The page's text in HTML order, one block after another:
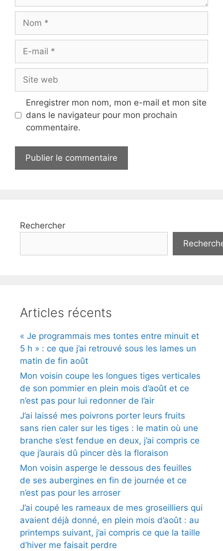
mail
web
Enregistrer mon nom, mon e-mail et mon site
dans le navigateur pour mon prochain
commentaire.
Rechercher
Articles récents
« Je programmais mes tontes entre minuit et
5 h » : ce que j’ai retrouvé sous les lames un
matin de fin août
Mon voisin coupe les longues tiges verticales
de son pommier en plein mois d’août et ce
n’est pas pour lui redonner de l’air
J’ai laissé mes poivrons porter leurs fruits
sans rien caler sur les tiges : le matin où une
branche s’est fendue en deux, j’ai compris ce
que j’aurais dû pincer dès la floraison
Mon voisin asperge le dessous des feuilles
de ses aubergines en fin de journée et ce
n’est pas pour les arroser
J’ai coupé les rameaux de mes groseilliers qui
avaient déjà donné, en plein mois d’août : au
printemps suivant, j’ai compris ce que la taille
d’hiver me faisait perdre